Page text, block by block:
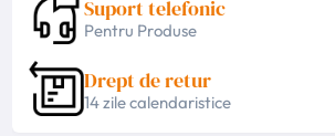
Suport telefonic
Pentru Produse
Drept de retur
14 zile calendaristice